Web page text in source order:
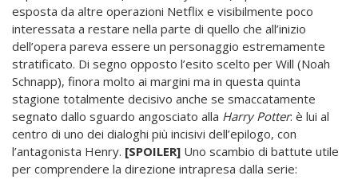
esposta da altre operazioni Netflix e visibilmente poco
interessata a restare nella parte di quello che all’inizio
dell’opera pareva essere un personaggio estremamente
stratificato. Di segno opposto l’esito scelto per Will (Noah
Schnapp), finora molto ai margini ma in questa quinta
stagione totalmente decisivo anche se smaccatamente
segnato dallo sguardo angosciato alla Harry Potter: è lui al
centro di uno dei dialoghi più incisivi dell’epilogo, con
l’antagonista Henry. [SPOILER] Uno scambio di battute utile
per comprendere la direzione intrapresa dalla serie: